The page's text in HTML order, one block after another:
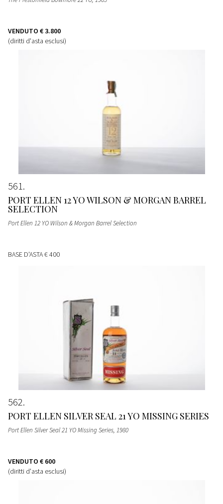
VENDUTO € 3.800
(diritti d'asta esclusi)
561
PORT ELLEN 12 YO WILSON & MORGAN BARREL
SELECTION
Port Ellen 12 YO Wilson & Morgan Barrel Selection
BASE D'ASTA€ 400
562
PORT ELLEN SILVER SEAL 21 YO MISSING SERIES
Port Ellen Silver Seal 21 YO Missing Series, 1980
VENDUTO € 600
(diritti d'asta esclusi)